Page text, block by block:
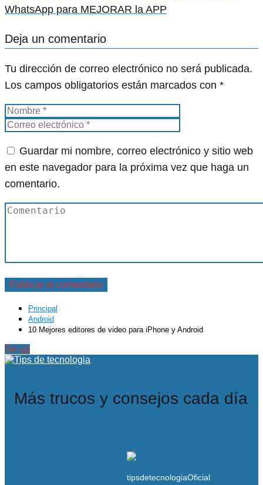
WhatsApp para MEJORAR la APP
Deja un comentario
Tu dirección de correo electrónico no será publicada.
Los campos obligatorios están marcados con *
Guardar mi nombre, correo electrónico y sitio web
en este navegador para la próxima vez que haga un
comentario.
Principal
Android
10 Mejores editores de video para iPhone y Android
Go up
Más trucos y consejos cada día